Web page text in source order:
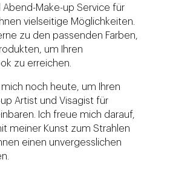
Abend-Make-up Service für
vielseitige Möglichkeiten.
zu den passenden Farben,
um Ihren
zu erreichen.
noch heute, um Ihren
up Artist und Visagist für
Ich freue mich darauf,
meiner Kunst zum Strahlen
einen unvergesslichen